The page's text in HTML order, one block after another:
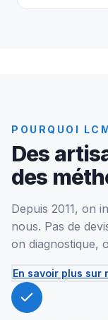
POURQUOI
Des
des
Depuis 2011, on
nous. Pas de
on diagnostique,
En savoir plus sur